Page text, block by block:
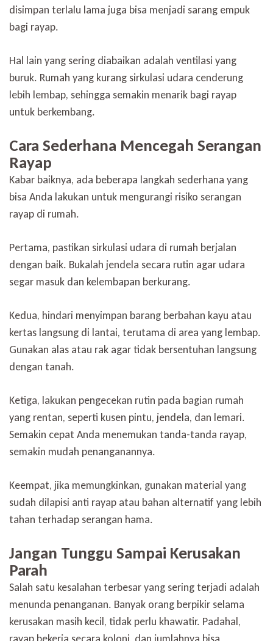
disimpan terlalu lama juga bisa menjadi sarang empuk
bagi rayap.
Hal lain yang sering diabaikan adalah ventilasi yang
buruk. Rumah yang kurang sirkulasi udara cenderung
lebih lembap, sehingga semakin menarik bagi rayap
untuk berkembang.
Cara Sederhana Mencegah Serangan
Rayap
Kabar baiknya, ada beberapa langkah sederhana yang
bisa Anda lakukan untuk mengurangi risiko serangan
rayap di rumah.
Pertama, pastikan sirkulasi udara di rumah berjalan
dengan baik. Bukalah jendela secara rutin agar udara
segar masuk dan kelembapan berkurang.
Kedua, hindari menyimpan barang berbahan kayu atau
kertas langsung di lantai, terutama di area yang lembap.
Gunakan alas atau rak agar tidak bersentuhan langsung
dengan tanah.
Ketiga, lakukan pengecekan rutin pada bagian rumah
yang rentan, seperti kusen pintu, jendela, dan lemari.
Semakin cepat Anda menemukan tanda-tanda rayap,
semakin mudah penanganannya.
Keempat, jika memungkinkan, gunakan material yang
sudah dilapisi anti rayap atau bahan alternatif yang lebih
tahan terhadap serangan hama.
Jangan Tunggu Sampai Kerusakan
Parah
Salah satu kesalahan terbesar yang sering terjadi adalah
menunda penanganan. Banyak orang berpikir selama
kerusakan masih kecil, tidak perlu khawatir. Padahal,